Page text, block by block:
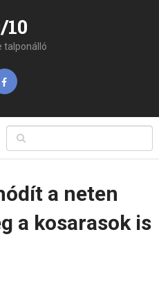
10
talponálló
a neten
a kosarasok is